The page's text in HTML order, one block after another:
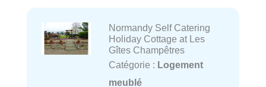
Normandy Self Catering
Holiday Cottage at Les
Gîtes Champêtres
Catégorie : Logement
meublé